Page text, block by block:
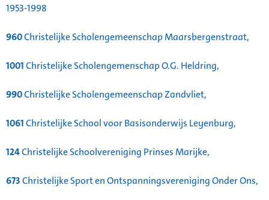
1953-1998
960Christelijke Scholengemeenschap Maarsbergenstraat,
1001Christelijke Scholengemenschap O.G. Heldring,
990Christelijke Scholengemeenschap Zandvliet,
1061Christelijke School voor Basisonderwijs Leyenburg,
124Christelijke Schoolvereniging Prinses Marijke,
673Christelijke Sport en Ontspanningsvereniging Onder Ons,